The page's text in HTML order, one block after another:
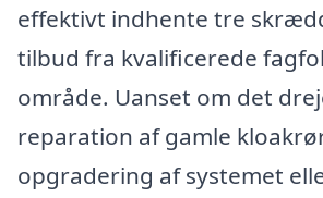
effektivt indhente tre
tilbud fra kvalificerede
område. Uanset om det
reparation af gamle
opgradering af systemet